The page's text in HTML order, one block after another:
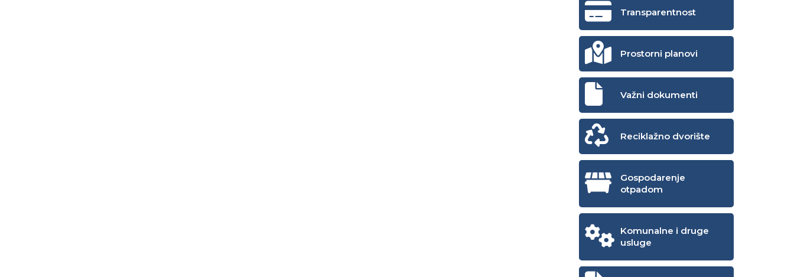
Transparentnost
Prostorni planovi
Važni dokumenti
Reciklažno dvorište
Gospodarenje
otpadom
Komunalne i druge
usluge